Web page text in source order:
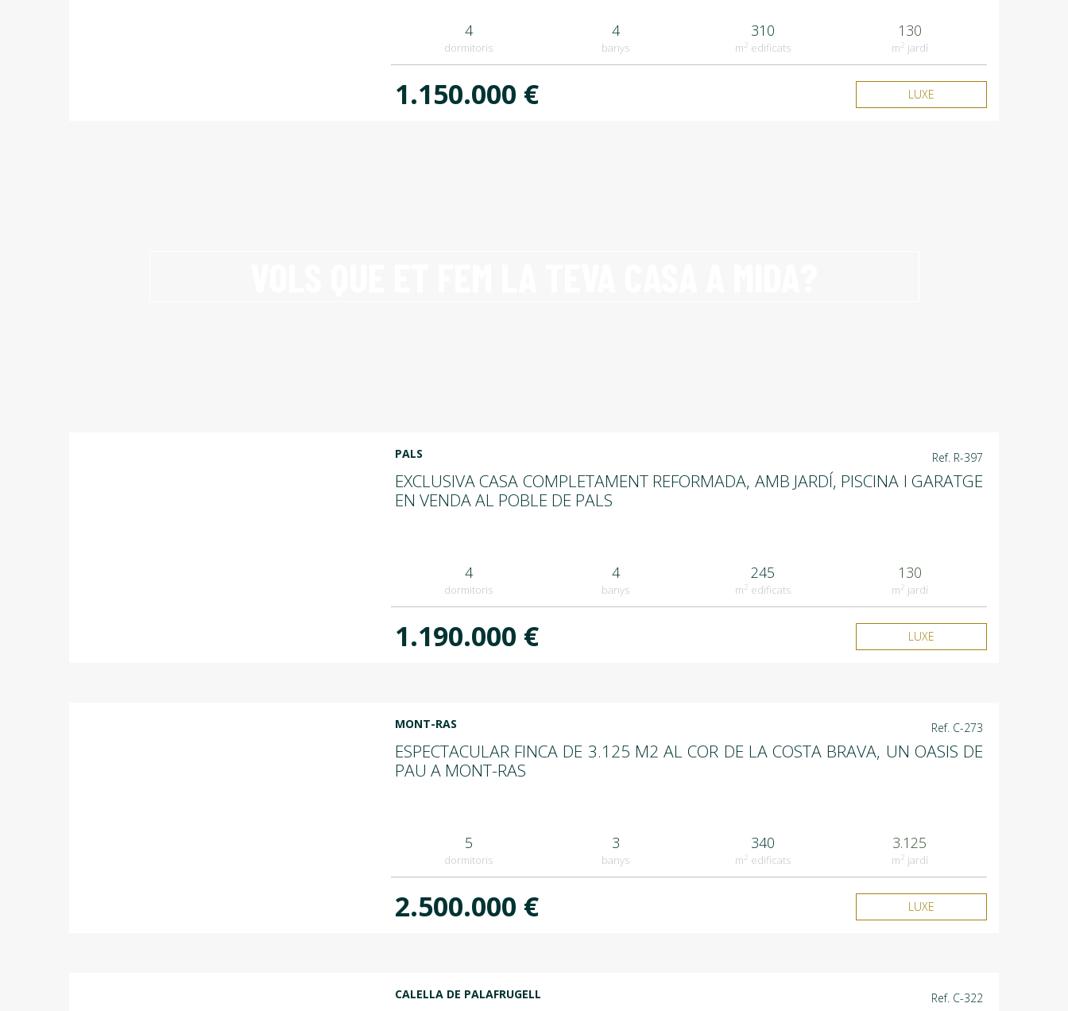
4
dormitoris
4
banys
310
m2 edificats
130
m2 jardí
1.150.000 € LUXE
PALS Ref. R-397
EXCLUSIVA CASA COMPLETAMENT REFORMADA, AMB JARDÍ, PISCINA I GARATGE
EN VENDA AL POBLE DE PALS
4
dormitoris
4
banys
245
m2 edificats
130
m2 jardí
1.190.000 € LUXE
MONT-RAS Ref. C-273
ESPECTACULAR FINCA DE 3.125 M2 AL COR DE LA COSTA BRAVA, UN OASIS DE
PAU A MONT-RAS
5
dormitoris
3
banys
340
m2 edificats
3.125
m2 jardí
2.500.000 € LUXE
CALELLA DE PALAFRUGELL Ref. C-322